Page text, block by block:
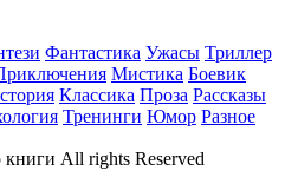
Фантастика Ужасы Триллер
Мистика Боевик
Классика Проза Рассказы
Тренинги Юмор Разное
All rights Reserved